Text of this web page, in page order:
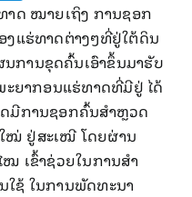
ດ ໝາຍເຖິງ ການຊອກ
ແຮ່​ທາດຕ່າງໆທີ່ຢູ່​ໃຕ້​ດິນ
ການຂຸດ​ຄົ້ນເອົາຂຶ້ນມາຮັບ
ຍາກອນແຮ່ທາດທີ່ມີຢູ່ ໄດ້
ມີການຊອກ​ຄົ້ນສໍາຫຼວດ
ໝ່ ຢູ່​ສ​ະ​ເໝີ ໂດຍຜ່ານ
ເຂົ້າຊ່ວຍໃນການສໍາ
ຊ້ ໃນການພັດທະນາ